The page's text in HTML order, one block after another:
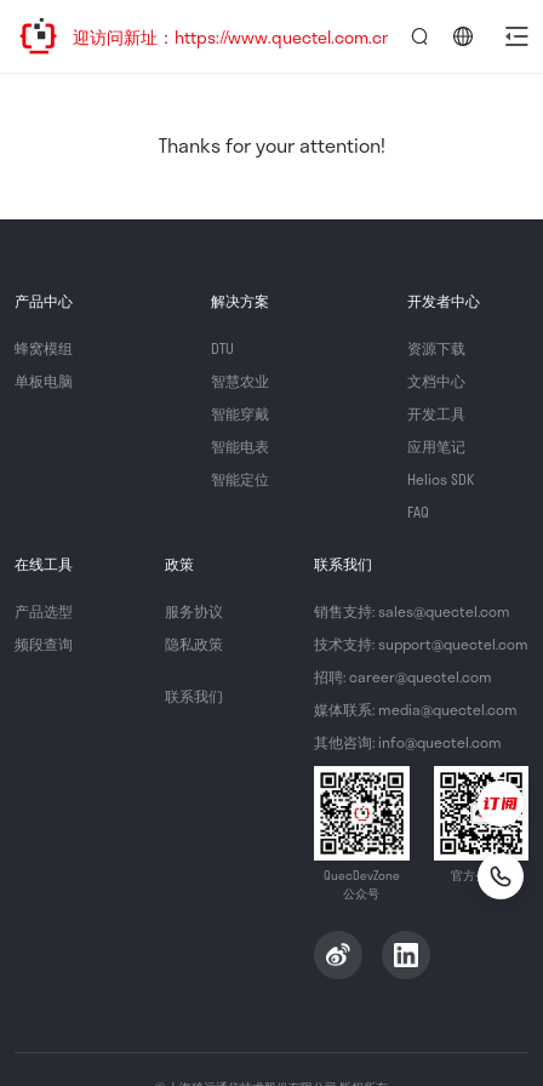
移，欢迎访问新址：https://www.quectel.com.cn
Thanks for your attention!
产品中心
蜂窝模组
单板电脑
解决方案
DTU
智慧农业
智能穿戴
智能电表
智能定位
开发者中心
资源下载
文档中心
开发工具
应用笔记
Helios SDK
FAQ
在线工具
产品选型
频段查询
政策
服务协议
隐私政策
联系我们
联系我们
销售支持: sales@quectel.com
技术支持: support@quectel.com
招聘: career@quectel.com
媒体联系: media@quectel.com
其他咨询: info@quectel.com
QuecDevZone
公众号
官方公众号